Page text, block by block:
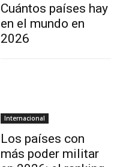
Cuántos países hay
en el mundo en
2026
Internacional
Los países con
más poder militar